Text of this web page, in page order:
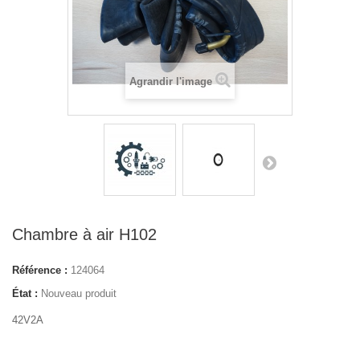
Agrandir l'image
Chambre à air H102
Référence : 124064
État : Nouveau produit
42V2A